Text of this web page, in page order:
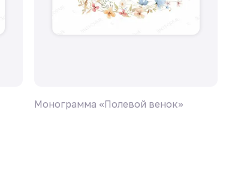
Монограмма «Полевой венок»